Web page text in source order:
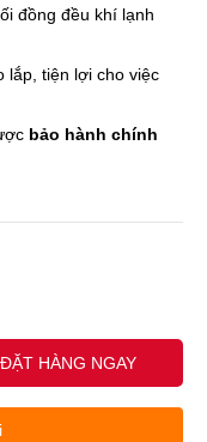
đồng đều khí lạnh
lắp, tiện lợi cho việc
bảo hành chính
ĐẶT HÀNG NGAY